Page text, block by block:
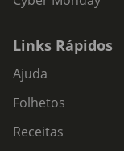
Links Rápidos
Ajuda
Folhetos
Receitas